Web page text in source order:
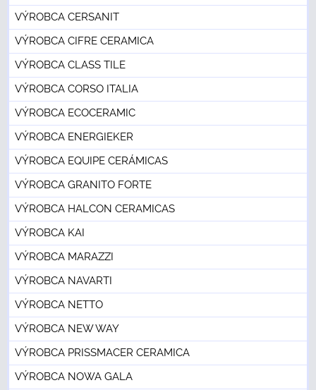
VÝROBCA CERSANIT
VÝROBCA CIFRE CERAMICA
VÝROBCA CLASS TILE
VÝROBCA CORSO ITALIA
VÝROBCA ECOCERAMIC
VÝROBCA ENERGIEKER
VÝROBCA EQUIPE CERÁMICAS
VÝROBCA GRANITO FORTE
VÝROBCA HALCON CERAMICAS
VÝROBCA KAI
VÝROBCA MARAZZI
VÝROBCA NAVARTI
VÝROBCA NETTO
VÝROBCA NEW WAY
VÝROBCA PRISSMACER CERAMICA
VÝROBCA NOWA GALA